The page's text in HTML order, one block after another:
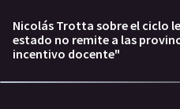
Nicolás Trotta sobre el ciclo
estado no remite a las
incentivo docente"